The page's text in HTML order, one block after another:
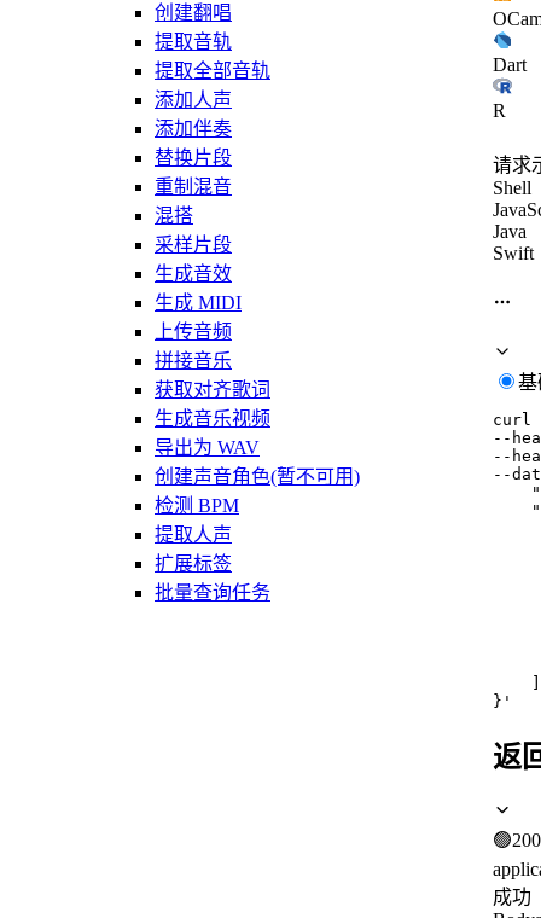
创建翻唱
提取音轨
提取全部音轨
添加人声
添加伴奏
替换片段
重制混音
混搭
采样片段
生成音效
生成 MIDI
上传音频
拼接音乐
获取对齐歌词
生成音乐视频
导出为 WAV
创建声音角色(暂不可用)
检测 BPM
提取人声
扩展标签
批量查询任务
Dart
R
请求
Shell
Java
Swift
基
curl
--
--
--
    ]
}'
返
🟢200
成功